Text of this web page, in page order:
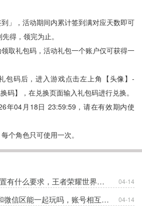
」，活动期间内累计签到满对应天数即可
得，领完为止。
取礼包码，活动礼包一个账户仅可获得一
包码后，进入游戏点击左上角【头像】-
码】，在兑换页面输入礼包码进行兑换。
年04月18日 23:59:59，请在有效期内使
个角色只可使用一次。
王者荣耀世界游戏配置有什么要求，王者荣耀世界不同设备配置要求一览 04-14
王者荣耀世界QQ区和微信区能一起玩吗，账号相互通方法 04-14